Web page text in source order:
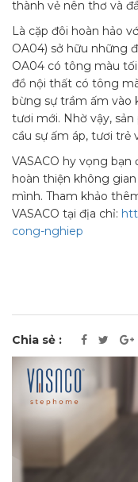
thành vẻ nên thơ và
Là cặp đôi hoàn hảo
OA04) sở hữu những
OA04 có tông màu
đồ nội thất có tông
bừng sự trầm ấm vào
tươi mới. Nhờ vậy,
cầu sự ấm áp, tươi trẻ
VASACO hy vọng
hoàn thiện không
mình. Tham khảo
VASACO tại địa chỉ:
cong-nghiep
Chia sẻ :